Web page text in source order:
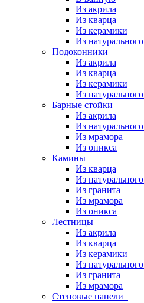
Из акрила
Из кварца
Из керамики
Из
Подоконники
Из акрила
Из кварца
Из керамики
Из
Барные стойки
Из акрила
Из
Из мрамора
Из оникса
Камины
Из кварца
Из
Из гранита
Из мрамора
Из оникса
Лестницы
Из акрила
Из кварца
Из керамики
Из
Из гранита
Из мрамора
Стеновые панели